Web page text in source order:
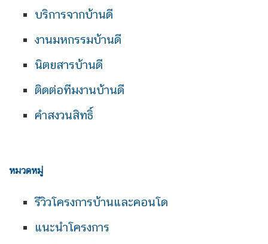
บริการจากบ้านดี
งานมหกรรมบ้านดี
นิตยสารบ้านดี
ติดต่อทีมงานบ้านดี
คำสงวนสิทธิ์
หมวดหมู่
รีวิวโครงการบ้านและคอนโด
แนะนำโครงการ